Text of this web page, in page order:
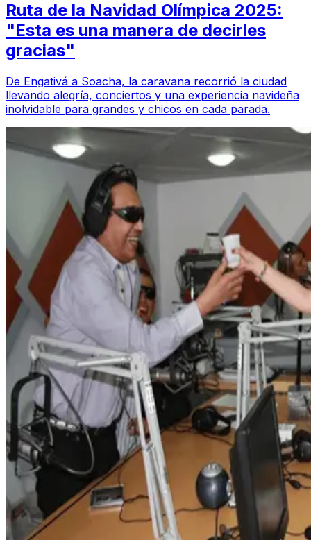
Ruta de la Navidad Olímpica 2025:
"Esta es una manera de decirles
gracias"
De Engativá a Soacha, la caravana recorrió la ciudad
llevando alegría, conciertos y una experiencia navideña
inolvidable para grandes y chicos en cada parada.